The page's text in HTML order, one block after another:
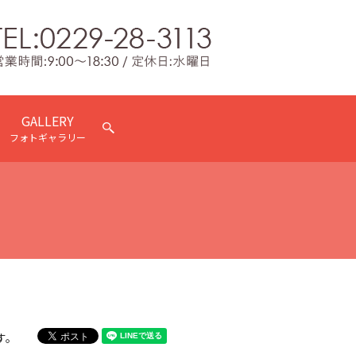
GALLERY
フォトギャラリー search